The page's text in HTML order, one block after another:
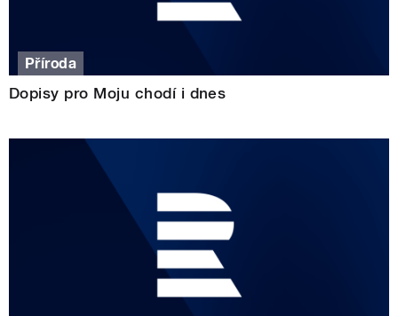
Příroda
Dopisy pro Moju chodí i dnes